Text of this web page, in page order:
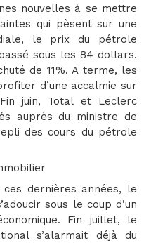
nouvelles à se mettre
qui pèsent sur une
le prix du pétrole
sous les 84 dollars.
de 11%. A terme, les
d’une accalmie sur
juin, Total et Leclerc
auprès du ministre de
des cours du pétrole
dernières années, le
sous le coup d’un
Fin juillet, le
s’alarmait déjà du